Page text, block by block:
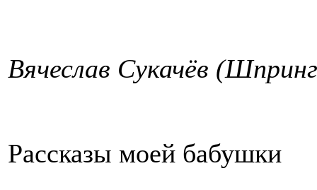
Вячеслав Сукачёв
Рассказы моей бабушки